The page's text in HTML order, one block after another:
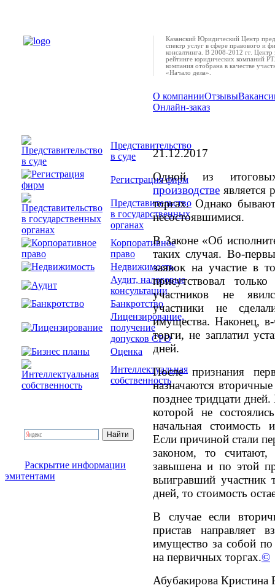
Представительство
в суде
Регистрация фирм
Представительство
в государственных
органах
Корпоративное
право
Недвижимость
Аудит, налоговые
консультации
Банкротство
Лицензирование,
получение
допусков СРО
Оценка
Интеллектуальная
собственность
Раскрытие информации
эмитентами
Казанский Юридический Центр
спектр услуг в сфере правового и
консалтинга. В 2008-2012 гг. Центр
рейтинге юридических компаний
компания отобрана в качестве
«Начало дела».
О компанииОтзывы
Онлайн-заказ
21.12.2017
Одной из
производстве является
торгах. Однако
несостоявшимися.
В Законе «Об
таких случая. Во-
заявок на участие в
присутствовал
участников не
участники не
имущества. Наконец,
торги, не заплатил
дней.
После признания
назначаются
позднее тридцати
которой не
начальная стоимость
Если причиной стали
законом, то
завышена и по этой
выигравший участник
дней, то стоимость
В случае если
пристав направляет
имущество за собой
на первичных торгах.©
Абубакирова Кристина